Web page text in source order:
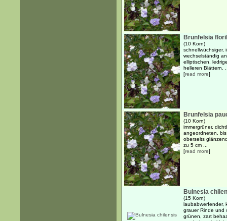
Brunfelsia
(10 Korn)
schnellwüchsiger,
wechselständig
elliptischen,
helleren Blättern.
[read more]
Brunfelsia
(10 Korn)
immergrüner,
angeordneten,
oberseits
zu 5 cm ...
[read more]
Bulnesia
(15 Korn)
laubabwerfender,
grauer Rinde und
grünen, zart